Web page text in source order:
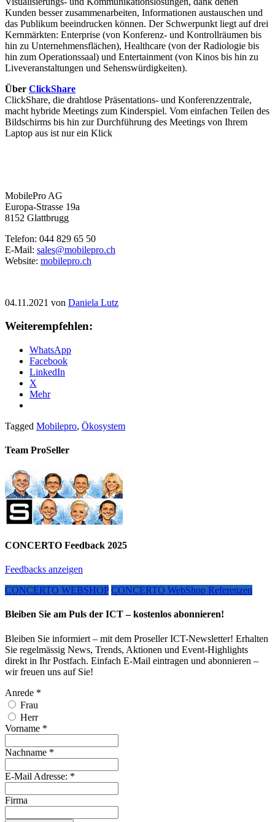
Kunden besser zusammenarbeiten, Informationen austauschen und
das Publikum beeindrucken können. Der Schwerpunkt liegt auf drei
Kernmärkten: Enterprise (von Konferenz- und Kontrollräumen bis
hin zu Unternehmensflächen), Healthcare (von der Radiologie bis
hin zum Operationssaal) und Entertainment (von Kinos bis hin zu
Liveveranstaltungen und Sehenswürdigkeiten).
Über ClickShare
ClickShare, die drahtlose Präsentations- und Konferenzzentrale,
macht hybride Meetings zum Kinderspiel. Vom einfachen Teilen des
Bildschirms bis hin zur Durchführung des Meetings von Ihrem
Laptop aus ist nur ein Klick
MobilePro AG
Europa-Strasse 19a
8152 Glattbrugg
Telefon: 044 829 65 50
E-Mail: sales@mobilepro.ch
Website: mobilepro.ch
04.11.2021 von Daniela Lutz
Weiterempfehlen:
WhatsApp
Facebook
LinkedIn
X
Mehr
Tagged Mobilepro, Ökosystem
Team ProSeller
CONCERTO Feedback 2025
Feedbacks anzeigen
CONCERTO WEBSHOP CONCERTO WebShop Referenzen
Bleiben Sie am Puls der ICT – kostenlos abonnieren!
Bleiben Sie informiert – mit dem Proseller ICT-Newsletter! Erhalten
Sie regelmässig News, Trends, Aktionen und Event-Highlights
direkt in Ihr Postfach. Einfach E-Mail eintragen und abonnieren –
wir freuen uns auf Sie!
Anrede *
Frau
Herr
Vorname *
Nachname *
E-Mail Adresse: *
Firma